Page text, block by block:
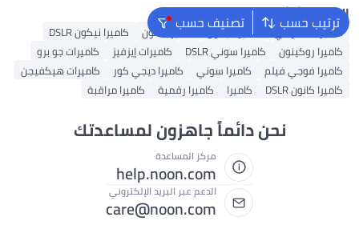
ترتيب حسب تصنيف حسب البحث الشائع
كاميرات شاومي كاميرا نيكون كاميرا كانون
كاميرا نيكون DSLR
كاميرا روكينون
كاميرا سوني DSLR كاميرات إيزفيز
كاميرات جو برو
كاميرا فوجي فيلم
كاميرا سوني كاميرا ديجي كور
كاميرات هيكفيجن
كاميرا كانون DSLR
كاميرا كاميرا رقمية كاميرا مراقبة
نحن دائماً جاهزون لمساعدتك
مركز المساعدة
help.noon.com
الدعم عبر البريد الإلكتروني
care@noon.com